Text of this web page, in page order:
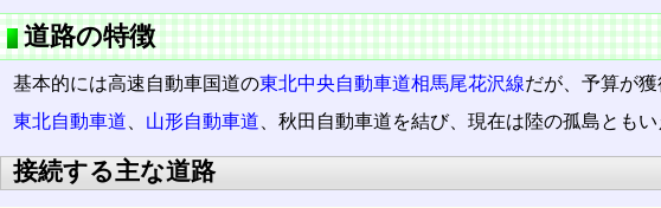
道路の特徴
基本的には高速自動車国道の東北中央自動車道相馬尾花沢線だが、予算が
東北自動車道
山形自動車道 、秋田自動車道を結び、現在は陸の孤島とも
接続する主な道路